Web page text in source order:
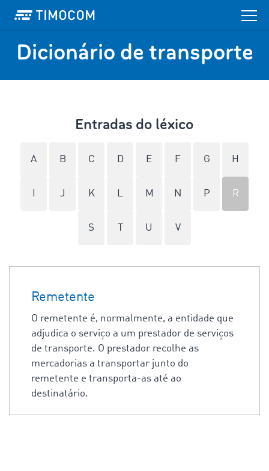
Dicionário de transporte
Entradas do léxico
A B C D E F G H
J K L M N P R
S U V
Remetente
O remetente é, normalmente, a entidade que
adjudica o serviço a um prestador de serviços
de transporte. O prestador recolhe as
mercadorias a transportar junto do
remetente e transporta-as até ao
destinatário.